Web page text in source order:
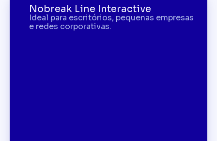
Nobreak Line Interactive
Ideal para escritórios, pequenas empresas
e redes corporativas.